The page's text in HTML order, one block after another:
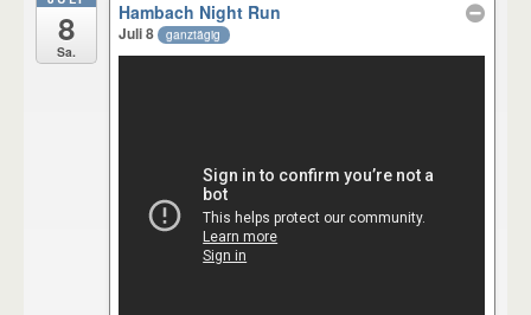
8
Sa.
Hambach Night Run
Juli 8 ganztägig